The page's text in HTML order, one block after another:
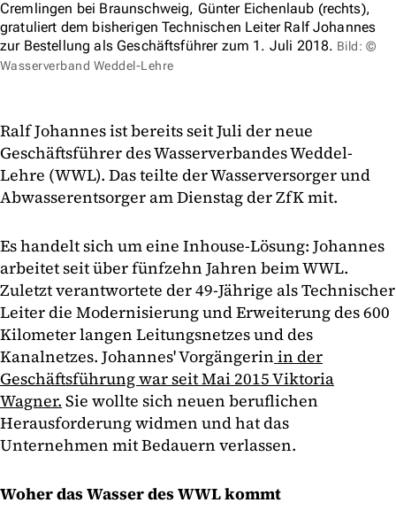
Cremlingen bei Braunschweig, Günter Eichenlaub (rechts),
gratuliert dem bisherigen Technischen Leiter Ralf Johannes
zur Bestellung als Geschäftsführer zum 1. Juli 2018. Bild: ©
Wasserverband Weddel-Lehre
Ralf Johannes ist bereits seit Juli der neue
Geschäftsführer des Wasserverbandes Weddel-
Lehre (WWL). Das teilte der Wasserversorger und
Abwasserentsorger am Dienstag der ZfK mit.
Es handelt sich um eine Inhouse-Lösung: Johannes
arbeitet seit über fünfzehn Jahren beim WWL.
Zuletzt verantwortete der 49-Jährige als Technischer
Leiter die Modernisierung und Erweiterung des 600
Kilometer langen Leitungsnetzes und des
Kanalnetzes. Johannes' Vorgängerin in der
Geschäftsführung war seit Mai 2015 Viktoria
Wagner. Sie wollte sich neuen beruflichen
Herausforderung widmen und hat das
Unternehmen mit Bedauern verlassen.
Woher das Wasser des WWL kommt